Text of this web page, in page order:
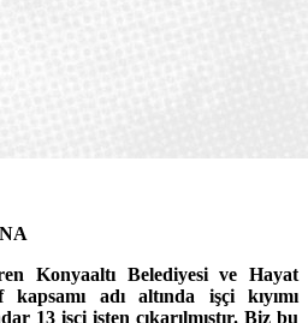
Konyaaltı Belediyesi ve Hayat
adı altında işçi kıyımı
13 işçi işten çıkarılmıştır. Biz bu